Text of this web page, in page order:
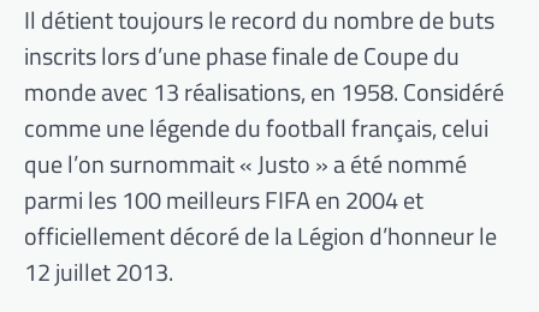
Il détient toujours le record du nombre de buts
inscrits lors d’une phase finale de Coupe du
monde avec 13 réalisations, en 1958. Considéré
comme une légende du football français, celui
que l’on surnommait « Justo » a été nommé
parmi les 100 meilleurs FIFA en 2004 et
officiellement décoré de la Légion d’honneur le
12 juillet 2013.